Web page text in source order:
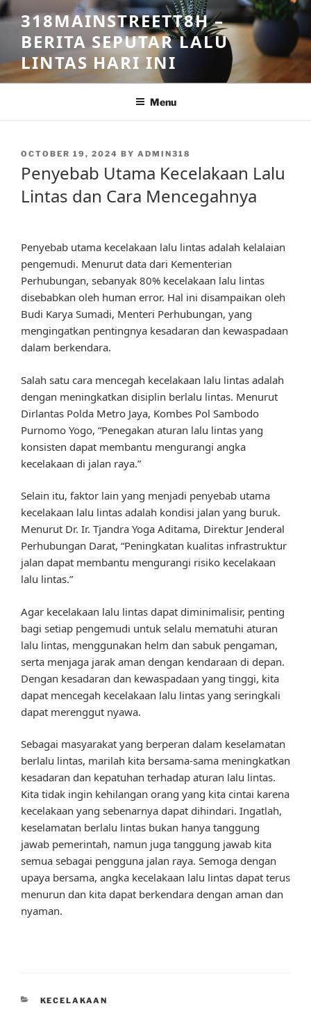
Skip
to
content
318MAINSTREETT8H –
BERITA SEPUTAR LALU
LINTAS HARI INI
Menu
POSTED
OCTOBER 19, 2024 BY ADMIN318
Penyebab Utama Kecelakaan Lalu
Lintas dan Cara Mencegahnya
Penyebab utama kecelakaan lalu lintas adalah kelalaian
pengemudi. Menurut data dari Kementerian
Perhubungan, sebanyak 80% kecelakaan lalu lintas
disebabkan oleh human error. Hal ini disampaikan oleh
Budi Karya Sumadi, Menteri Perhubungan, yang
mengingatkan pentingnya kesadaran dan kewaspadaan
dalam berkendara.
Salah satu cara mencegah kecelakaan lalu lintas adalah
dengan meningkatkan disiplin berlalu lintas. Menurut
Dirlantas Polda Metro Jaya, Kombes Pol Sambodo
Purnomo Yogo, “Penegakan aturan lalu lintas yang
konsisten dapat membantu mengurangi angka
kecelakaan di jalan raya.”
Selain itu, faktor lain yang menjadi penyebab utama
kecelakaan lalu lintas adalah kondisi jalan yang buruk.
Menurut Dr. Ir. Tjandra Yoga Aditama, Direktur Jenderal
Perhubungan Darat, “Peningkatan kualitas infrastruktur
jalan dapat membantu mengurangi risiko kecelakaan
lalu lintas.”
Agar kecelakaan lalu lintas dapat diminimalisir, penting
bagi setiap pengemudi untuk selalu mematuhi aturan
lalu lintas, menggunakan helm dan sabuk pengaman,
serta menjaga jarak aman dengan kendaraan di depan.
Dengan kesadaran dan kewaspadaan yang tinggi, kita
dapat mencegah kecelakaan lalu lintas yang seringkali
dapat merenggut nyawa.
Sebagai masyarakat yang berperan dalam keselamatan
berlalu lintas, marilah kita bersama-sama meningkatkan
kesadaran dan kepatuhan terhadap aturan lalu lintas.
Kita tidak ingin kehilangan orang yang kita cintai karena
kecelakaan yang sebenarnya dapat dihindari. Ingatlah,
keselamatan berlalu lintas bukan hanya tanggung
jawab pemerintah, namun juga tanggung jawab kita
semua sebagai pengguna jalan raya. Semoga dengan
upaya bersama, angka kecelakaan lalu lintas dapat terus
menurun dan kita dapat berkendara dengan aman dan
nyaman.
CATEGORIES
KECELAKAAN